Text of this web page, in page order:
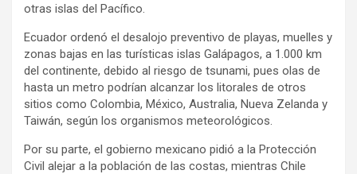
otras islas del Pacífico.
Ecuador ordenó el desalojo preventivo de playas, muelles y
zonas bajas en las turísticas islas Galápagos, a 1.000 km
del continente, debido al riesgo de tsunami, pues olas de
hasta un metro podrían alcanzar los litorales de otros
sitios como Colombia, México, Australia, Nueva Zelanda y
Taiwán, según los organismos meteorológicos.
Por su parte, el gobierno mexicano pidió a la Protección
Civil alejar a la población de las costas, mientras Chile